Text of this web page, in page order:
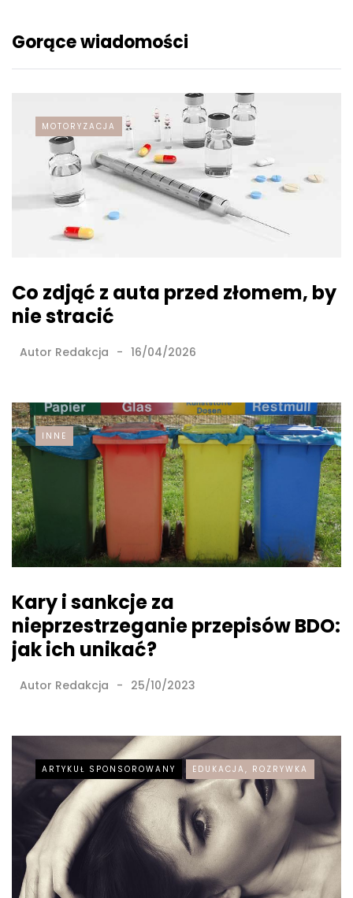
Gorące wiadomości
MOTORYZACJA
Co zdjąć z auta przed złomem, by
nie stracić
Autor Redakcja 16/04/2026
INNE
Kary i sankcje za
nieprzestrzeganie przepisów BDO:
jak ich unikać?
Autor Redakcja 25/10/2023
ARTYKUŁ SPONSOROWANY EDUKACJA, ROZRYWKA